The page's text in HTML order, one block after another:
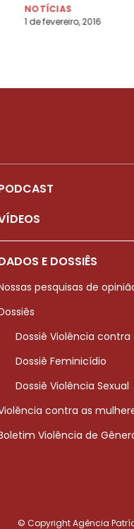
NOTÍCIAS
1 de fevereiro, 2016
E DOSSIÊS
pesquisas de
Dossiê Violência contra
Dossiê Feminicídio
Dossiê Violência Sexual
contra as
Violência de
© Copyright Agência